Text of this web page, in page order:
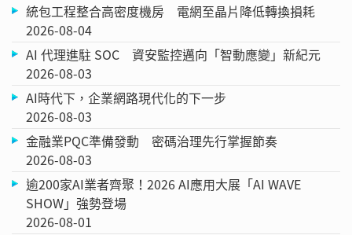
統包工程整合高密度機房 電網至晶片降低轉換損耗
2026-08-04
AI 代理進駐 SOC 資安監控邁向「智動應變」新紀元
2026-08-03
AI時代下，企業網路現代化的下一步
2026-08-03
金融業PQC準備發動 密碼治理先行掌握節奏
2026-08-03
逾200家AI業者齊聚！2026 AI應用大展「AI WAVE
SHOW」強勢登場
2026-08-01